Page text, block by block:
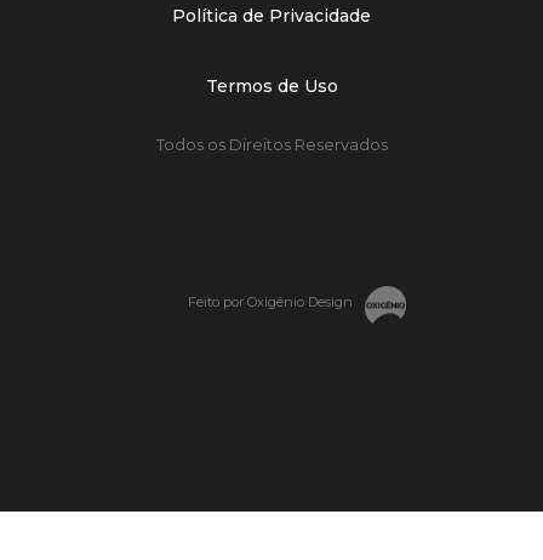
Política de Privacidade
Termos de Uso
Todos os Direitos Reservados
Feito por Oxigênio Design